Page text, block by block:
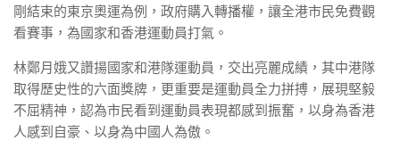
剛結束的東京奧運為例，政府購入轉播權，讓全港市民免費觀
看賽事，為國家和香港運動員打氣。
林鄭月娥又讚揚國家和港隊運動員，交出亮麗成績，其中港隊
取得歷史性的六面獎牌，更重要是運動員全力拼搏，展現堅毅
不屈精神，認為市民看到運動員表現都感到振奮，以身為香港
人感到自豪、以身為中國人為傲。